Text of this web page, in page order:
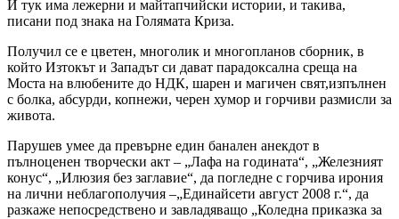
И тук има лежерни и майтапчийски истории, и такива,
писани под знака на Голямата Криза.
Получил се е цветен, многолик и многопланов сборник, в
който Изтокът и Западът си дават парадоксална среща на
Моста на влюбените до НДК, шарен и магичен свят,изпълнен
с болка, абсурди, копнежи, черен хумор и горчиви размисли за
живота.
Парушев умее да превърне един банален анекдот в
пълноценен творчески акт – „Лафа на годината“, „Железният
конус“, „Илюзия без заглавие“, да погледне с горчива ирония
на лични неблагополучия –„Единайсети август 2008 г.“, да
разкаже непосредствено и завладяващо „Коледна приказка за